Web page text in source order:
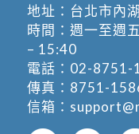
地址： 台北市內
時間：週一至週
– 15:40
電話： 02-8751-
傳真：8751-
信箱：